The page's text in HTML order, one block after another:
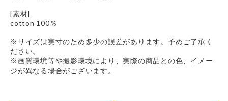
[素材]
cotton 100％
※サイズは実寸のため多少の誤差があります。予めご了承く
ださい。
※画質環境等や撮影環境により、実際の商品との色、イメー
ジが異なる場合がございます。